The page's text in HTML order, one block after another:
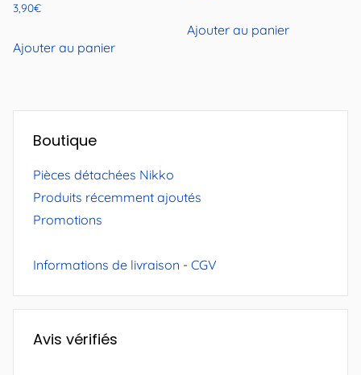
3,90€
Ajouter au panier
Ajouter au panier
Boutique
Pièces détachées Nikko
Produits récemment ajoutés
Promotions
Informations de livraison - CGV
Avis vérifiés